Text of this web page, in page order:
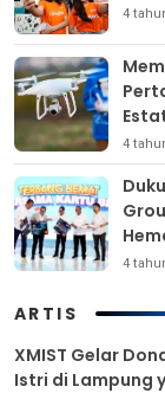
4
4
4
ARTIS
XMIST Gelar
Istri di Lampung